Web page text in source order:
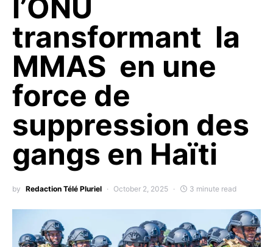
l’ONU
transformant la
MMAS en une
force de
suppression des
gangs en Haïti
by Redaction Télé Pluriel October 2, 2025 3 minute read